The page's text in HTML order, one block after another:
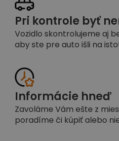
Pri kontrole byť
Vozidlo skontrolujeme aj
aby ste pre auto išli na
Informácie hneď
Zavoláme Vám ešte z
poradíme či kúpiť alebo